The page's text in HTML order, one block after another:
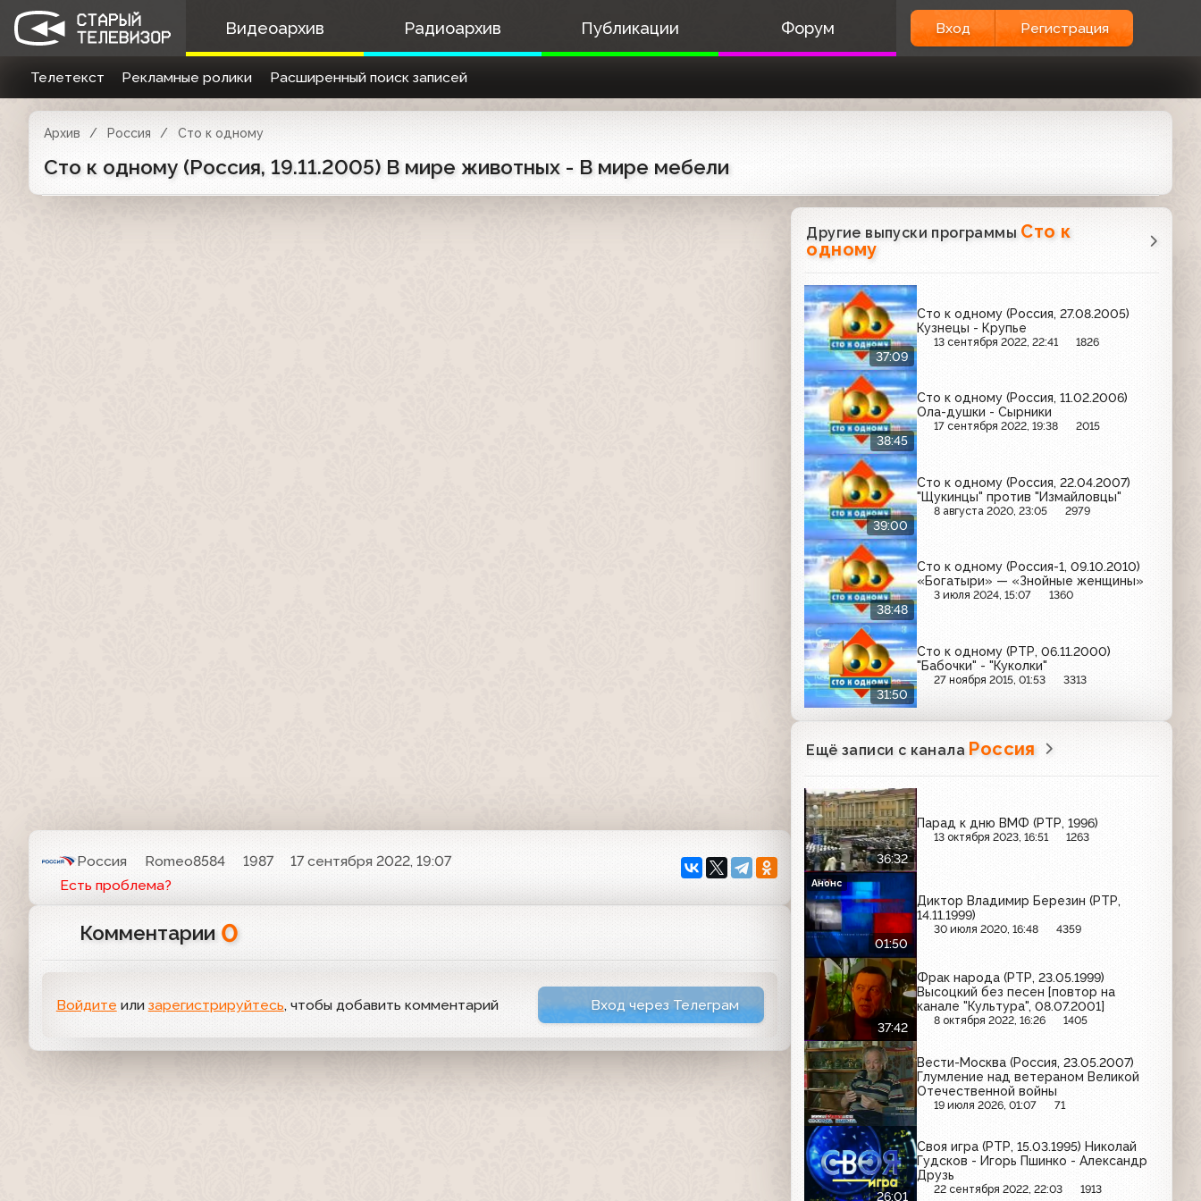
Видеоархив Радиоархив Публикации Форум Вход Регистрация
Телетекст Рекламные ролики Расширенный поиск записей
Архив Россия Сто к одному
Сто к одному (Россия, 19.11.2005) В мире животных - В мире мебели
Россия Romeo8584 1987
17 сентября 2022, 19:07
Есть проблема?
Комментарии 0
Войдите или зарегистрируйтесь, чтобы добавить комментарий Вход через Телеграм
Другие выпуски программы Сто к
одному
37:09
Сто к одному (Россия, 27.08.2005)
Кузнецы - Крупье
13 сентября 2022, 22:41 1826
38:45
Cто к одному (Россия, 11.02.2006)
Ола-душки - Сырники
17 сентября 2022, 19:38 2015
39:00
Сто к одному (Россия, 22.04.2007)
"Щукинцы" против "Измайловцы"
8 августа 2020, 23:05 2979
38:48
Сто к одному (Россия-1, 09.10.2010)
«Богатыри» — «Знойные женщины»
3 июля 2024, 15:07 1360
31:50
Сто к одному (РТР, 06.11.2000)
"Бабочки" - "Куколки"
27 ноября 2015, 01:53 3313
Ещё записи с канала Россия
36:32
Парад к дню ВМФ (РТР, 1996)
13 октября 2023, 16:51 1263
01:50
Диктор Владимир Березин (РТР,
14.11.1999)
30 июля 2020, 16:48 4359
Анонс
37:42
Фрак народа (РТР, 23.05.1999)
Высоцкий без песен [повтор на
канале "Культура", 08.07.2001]
8 октября 2022, 16:26 1405
Вести-Москва (Россия, 23.05.2007)
Глумление над ветераном Великой
Отечественной войны
19 июля 2026, 01:07 71
26:01
Своя игра (РТР, 15.03.1995) Николай
Гудсков - Игорь Пшинко - Александр
Друзь
22 сентября 2022, 22:03 1913